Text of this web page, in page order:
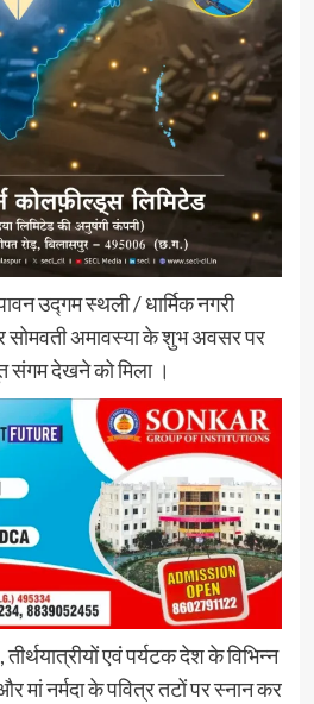
उद्गम स्थली / धार्मिक नगरी
अमावस्या के शुभ अवसर पर
संगम देखने को मिला ।
एवं पर्यटक देश के विभिन्न
नर्मदा के पवित्र तटों पर स्नान कर